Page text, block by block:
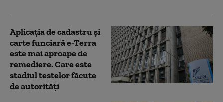
Aplicaţia de cadastru şi
carte funciară e-Terra
este mai aproape de
remediere. Care este
stadiul testelor făcute
de autorități